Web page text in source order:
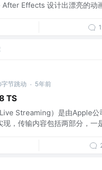
Effects 设计出漂亮的动
节跳动 · 5年前
TS
Streaming）是由Apple公
现，传输内容包括两部分，一